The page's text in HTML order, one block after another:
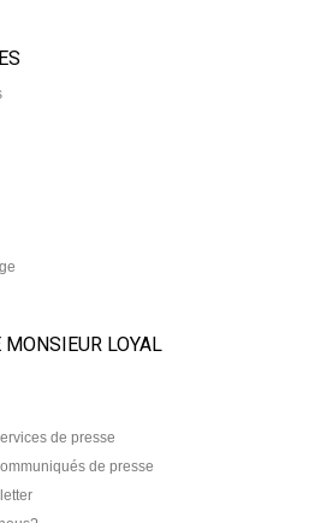
MONSIEUR LOYAL
de presse
de presse